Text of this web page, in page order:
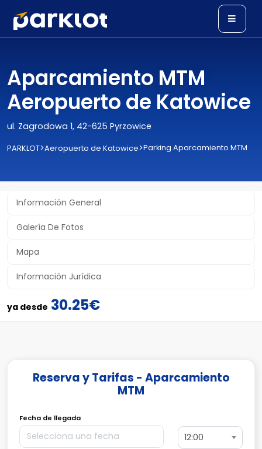
Aparcamiento MTM
Aeropuerto de Katowice
ul. Zagrodowa 1, 42-625 Pyrzowice
PARKLOT>Aeropuerto de Katowice>Parking Aparcamiento MTM
Información General
Galería De Fotos
Mapa
Información Jurídica
ya desde 30.25€
Reserva y Tarifas - Aparcamiento
MTM
Fecha de llegada
12:00